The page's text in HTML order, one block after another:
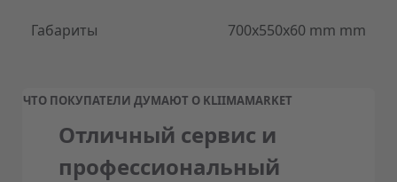
Габариты 700x550x60 mm mm
ЧТО ПОКУПАТЕЛИ ДУМАЮТ О KLIIMAMARKET
Отличный сервис и
профессиональный